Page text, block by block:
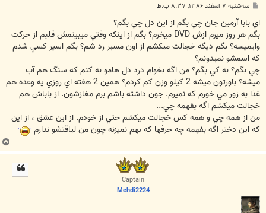
پ
ت
سه‌شنبه ۷ اسفند ۱۳۸۶, ۸:۳۷ ب.ظ
اي بابا آرمين جان چي بگم از اين دل چي بگم؟
بگم هر روز ميرم ازش DVD ميخرم؟ بگم از اينکه وقتي ميبينمش قلبم از حرکت
وايميسه؟ بگم ديگه خجالت ميکشم از اون مسير رد شم؟ بگم اسير کسي شدم
که اسمشو نميدونم؟
چي بگم؟ به کي بگم؟ من اگه بخوام درد دل هامو به کنم که سنگ هم آب
ميشه؟ باورتون ميشه 2 کيلو وزن کم کردم؟ همين 2 هفته اي روزي يه وعده هم
غذا به زور مي خورم که نميرم. جون داشته باشم برم مغازشون. از باباش هم
خجالت ميکشم اگه بفهمه چي...
من از همه چي و همه کس خجالت ميکشم حتي از خودم. از اين عشق ، از اين
که اين دختر اگه بفهمه چه حرفها که بهم نميزنه چون من لياقتشو ندارم
ب
ا
Captain
Mehdi2224